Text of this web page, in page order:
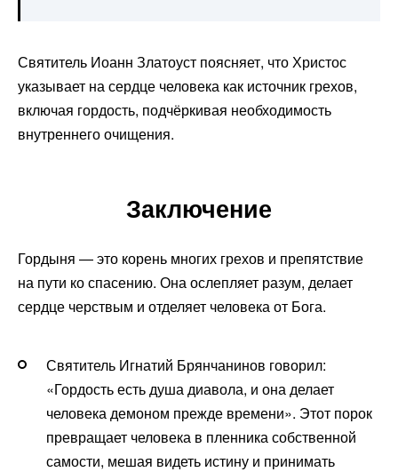
Святитель Иоанн Златоуст поясняет, что Христос
указывает на сердце человека как источник грехов,
включая гордость, подчёркивая необходимость
внутреннего очищения.
Заключение
Гордыня — это корень многих грехов и препятствие
на пути ко спасению. Она ослепляет разум, делает
сердце черствым и отделяет человека от Бога.
Святитель Игнатий Брянчанинов говорил:
«Гордость есть душа диавола, и она делает
человека демоном прежде времени». Этот порок
превращает человека в пленника собственной
самости, мешая видеть истину и принимать